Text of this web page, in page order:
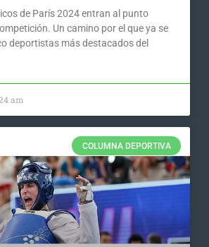
de París 2024 entran al punto
Un camino por el que ya se
deportistas más destacados del
am
COLUMNA DEPORTIVA